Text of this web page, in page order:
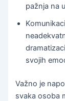
pažnja na
svojih
Važno je
svaka osoba